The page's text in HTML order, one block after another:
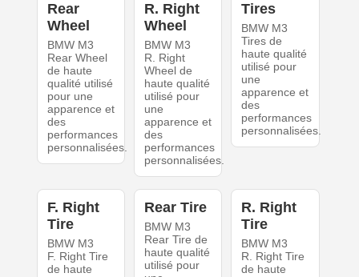
Rear
Wheel
BMW M3
Rear Wheel
de haute
qualité utilisé
pour une
apparence et
des
performances
personnalisées.
R. Right
Wheel
BMW M3
R. Right
Wheel de
haute qualité
utilisé pour
une
apparence et
des
performances
personnalisées.
Tires
BMW M3
Tires de
haute qualité
utilisé pour
une
apparence et
des
performances
personnalisées.
F. Right
Tire
BMW M3
F. Right Tire
de haute
Rear Tire
BMW M3
Rear Tire de
haute qualité
utilisé pour
R. Right
Tire
BMW M3
R. Right Tire
de haute